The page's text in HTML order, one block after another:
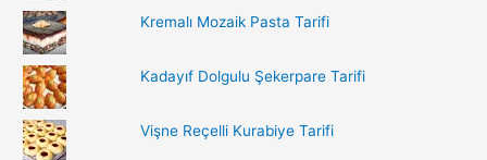
Kremalı Mozaik Pasta Tarifi
Kadayıf Dolgulu Şekerpare Tarifi
Vişne Reçelli Kurabiye Tarifi